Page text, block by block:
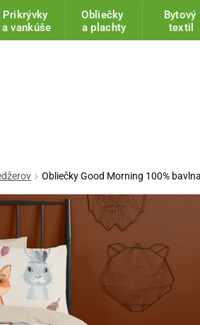
Prikrývky
a vankúše
Obliečky
a plachty
Bytový
textil
Obliečky Good Morning 100%